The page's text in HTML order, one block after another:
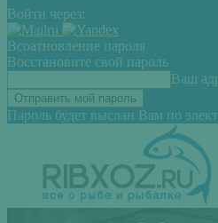
Войти через:
Всоатновление пароля
Восстановите свой пароль
Ваш
Пароль будет выслан Вам по